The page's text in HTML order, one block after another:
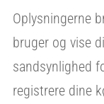
Oplysningerne
bruger og vise
sandsynlighed
registrere dine